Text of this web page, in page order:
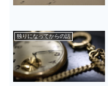
独りになってからの話